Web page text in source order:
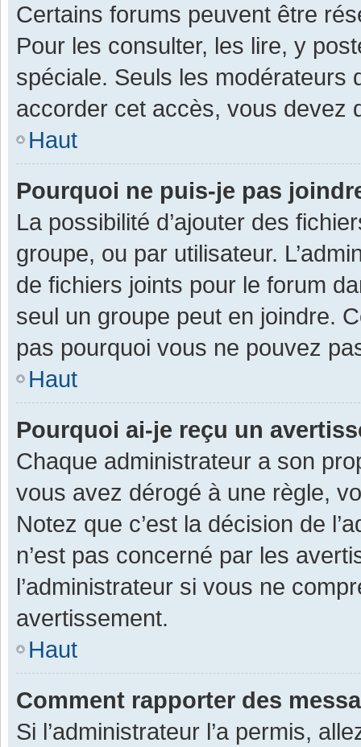
Certains forums peuvent être
Pour les consulter, les lire, y
spéciale. Seuls les modérateurs
accorder cet accès, vous devez
Haut
Pourquoi ne puis-je pas
La possibilité d’ajouter des
groupe, ou par utilisateur.
de fichiers joints pour le forum
seul un groupe peut en joindre.
pas pourquoi vous ne pouvez
Haut
Pourquoi ai-je reçu un
Chaque administrateur a son
vous avez dérogé à une règle,
Notez que c’est la décision de
n’est pas concerné par les
l’administrateur si vous ne
avertissement.
Haut
Comment rapporter des
Si l’administrateur l’a permis,